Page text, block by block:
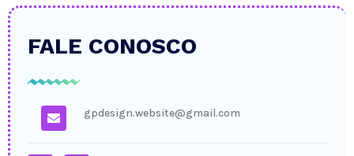
FALE CONOSCO
gpdesign.website@gmail.com